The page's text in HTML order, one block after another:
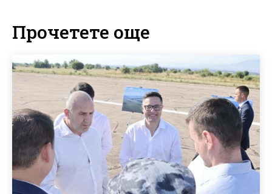
Прочетете още